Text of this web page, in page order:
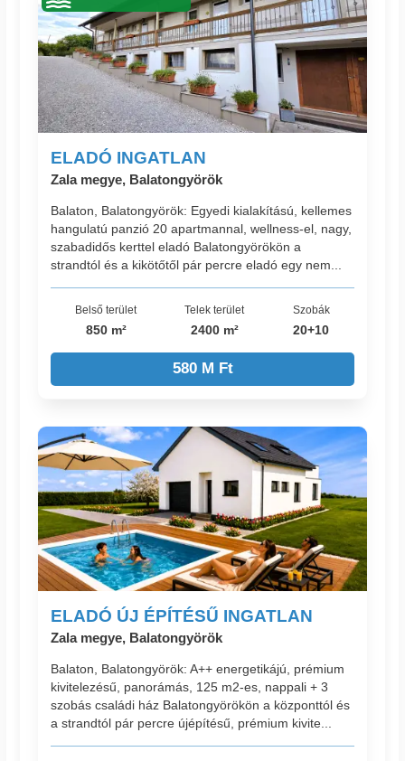
ELADÓ INGATLAN
Zala megye, Balatongyörök
Balaton, Balatongyörök: Egyedi kialakítású, kellemes
hangulatú panzió 20 apartmannal, wellness-el, nagy,
szabadidős kerttel eladó Balatongyörökön a
strandtól és a kikötőtől pár percre eladó egy nem...
Belső terület
850 m²
Telek terület
2400 m²
Szobák
20+10
580 M Ft
ELADÓ ÚJ ÉPÍTÉSŰ INGATLAN
Zala megye, Balatongyörök
Balaton, Balatongyörök: A++ energetikájú, prémium
kivitelezésű, panorámás, 125 m2-es, nappali + 3
szobás családi ház Balatongyörökön a központtól és
a strandtól pár percre újépítésű, prémium kivite...